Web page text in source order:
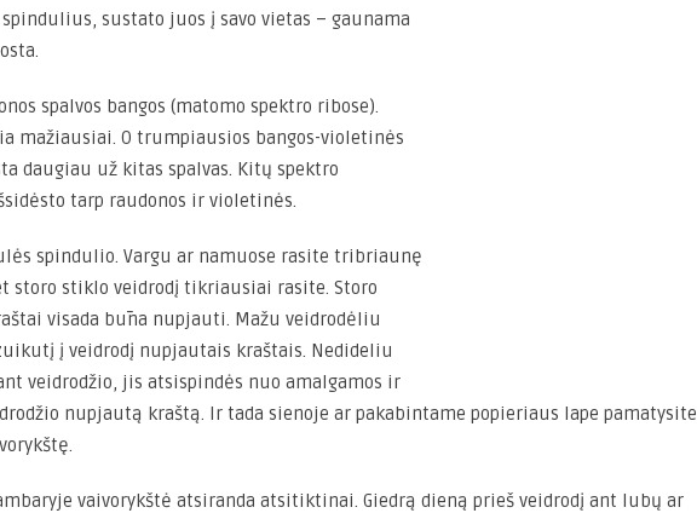
sustato juos į savo vietas – gaunama
spalvos bangos (matomo spektro ribose).
mažiausiai. O trumpiausios bangos-violetinės
daugiau už kitas spalvas. Kitų spektro
tarp raudonos ir violetinės.
spindulio. Vargu ar namuose rasite tribriaunę
storo stiklo veidrodį tikriausiai rasite. Storo
visada būna nupjauti. Mažu veidrodėliu
į veidrodį nupjautais kraštais. Nedideliu
veidrodžio, jis atsispindės nuo amalgamos ir
nupjautą kraštą. Ir tada sienoje ar pakabintame popieriaus lape pamatysite
vaivorykštė atsiranda atsitiktinai. Giedrą dieną prieš veidrodį ant lubų ar